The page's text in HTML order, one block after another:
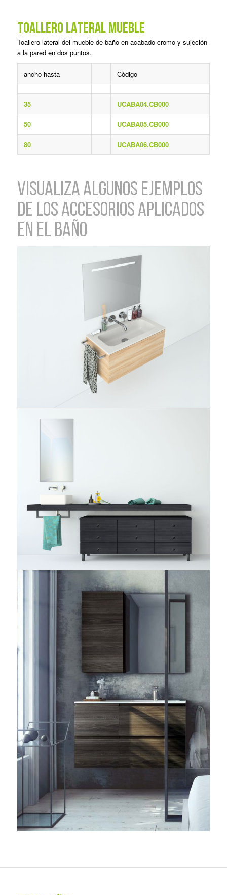
TOALLERO LATERAL MUEBLE
Toallero lateral del mueble de baño en acabado cromo y sujeción
a la pared en dos puntos.
ancho hasta Código
35 UCABA04.CB000
50 UCABA05.CB000
80 UCABA06.CB000
VISUALIZA ALGUNOS EJEMPLOS
DE LOS ACCESORIOS APLICADOS
EN EL BAÑO